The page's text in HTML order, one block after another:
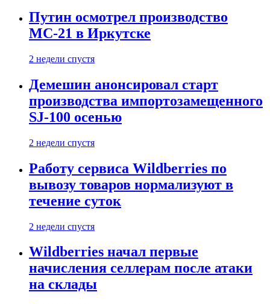
Путин осмотрел производство
МС-21 в Иркутске
2 недели спустя
Демешин анонсировал старт
производства импортозамещенного
SJ-100 осенью
2 недели спустя
Работу сервиса Wildberries по
вывозу товаров нормализуют в
течение суток
2 недели спустя
Wildberries начал первые
начисления селлерам после атаки
на склады